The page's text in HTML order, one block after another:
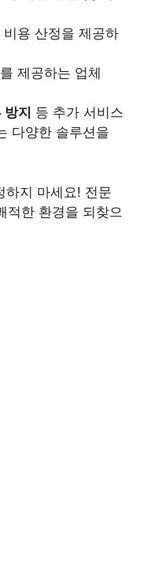
용 산정을 제공하
제공하는 업체
지 등 추가 서비스
다양한 솔루션을
하지 마세요! 전문
적한 환경을 되찾으